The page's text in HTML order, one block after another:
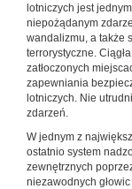
lotniczych jest
niepożądanym
wandalizmu, a także
terrorystyczne.
zatłoczonych
zapewniania
lotniczych. Nie
zdarzeń.
W jednym z
ostatnio system
zewnętrznych
niezawodnych